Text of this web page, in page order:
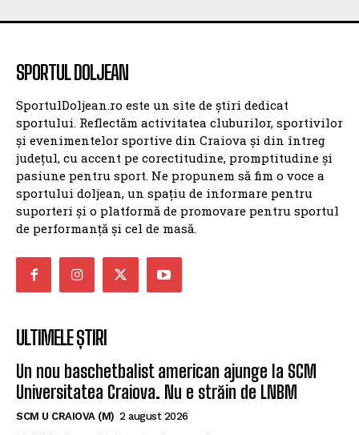
SPORTUL DOLJEAN
SportulDoljean.ro este un site de știri dedicat
sportului. Reflectăm activitatea cluburilor, sportivilor
și evenimentelor sportive din Craiova și din întreg
județul, cu accent pe corectitudine, promptitudine și
sportului doljean, un spațiu de informare pentru
suporteri și o platformă de promovare pentru sportul
ULTIMELE ȘTIRI